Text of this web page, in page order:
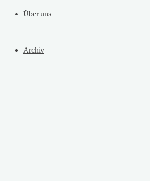
Über uns
Archiv